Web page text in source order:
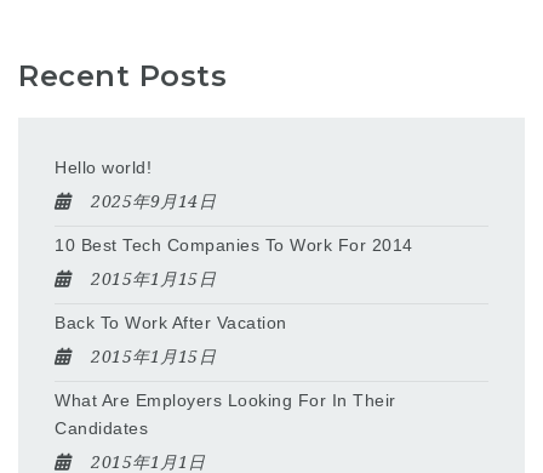
Recent Posts
Hello world!
2025年9月14日
10 Best Tech Companies To Work For 2014
2015年1月15日
Back To Work After Vacation
2015年1月15日
What Are Employers Looking For In Their
Candidates
2015年1月1日